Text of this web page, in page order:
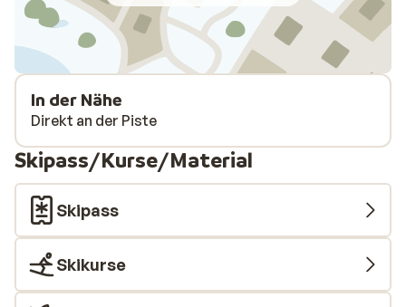
In der Nähe
Direkt an der Piste
Skipass/Kurse/Material
Skipass
Skikurse